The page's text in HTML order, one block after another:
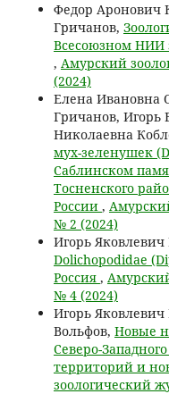
Федор Аронович
Гричанов,
Всесоюзном НИИ
, Амурский
(2024)
Елена Ивановна
Гричанов, Игорь
Николаевна
мух-зеленушек
Саблинском
Тосненского
России ,
№ 2 (2024)
Игорь Яковлевич
Dolichopodidae
Россия ,
№ 4 (2024)
Игорь
Вольфов, Новые
Северо-
территорий и
зоологический